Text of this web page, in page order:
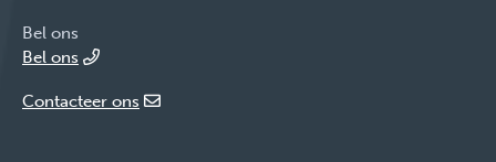
Bel ons
Bel ons
Contacteer ons